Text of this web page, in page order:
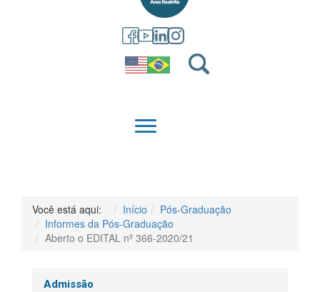
QUEM SOMOS
Você está aqui: Início
Pós-Graduação
Informes da Pós-Graduação
Aberto o EDITAL nº 366-2020/21
Admissão